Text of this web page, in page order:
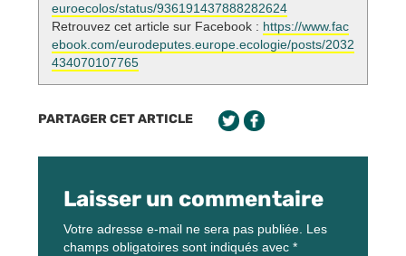
euroecolos/status/936191437888282624
Retrouvez cet article sur Facebook : https://www.fac
ebook.com/eurodeputes.europe.ecologie/posts/2032
434070107765
PARTAGER CET ARTICLE
Laisser un commentaire
Votre adresse e-mail ne sera pas publiée. Les
champs obligatoires sont indiqués avec *